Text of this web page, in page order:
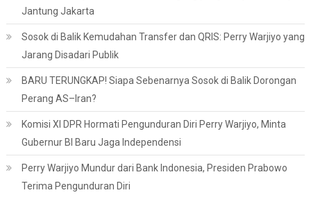
Jantung Jakarta
Sosok di Balik Kemudahan Transfer dan QRIS: Perry Warjiyo yang
Jarang Disadari Publik
BARU TERUNGKAP! Siapa Sebenarnya Sosok di Balik Dorongan
Perang AS–Iran?
Komisi XI DPR Hormati Pengunduran Diri Perry Warjiyo, Minta
Gubernur BI Baru Jaga Independensi
Perry Warjiyo Mundur dari Bank Indonesia, Presiden Prabowo
Terima Pengunduran Diri